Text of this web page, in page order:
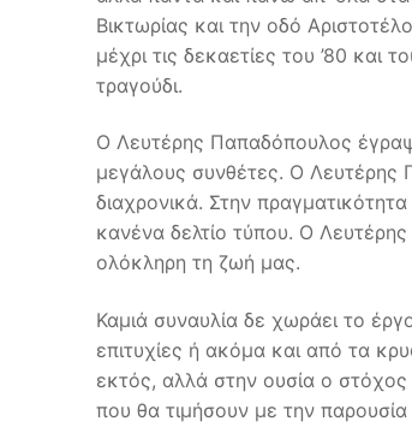
Βικτωρίας και την οδό
μέχρι τις δεκαετίες του ’80 και
τραγούδι.
Ο Λευτέρης Παπαδόπουλος
μεγάλους συνθέτες. Ο Λευτέρης
διαχρονικά. Στην
κανένα δελτίο τύπου. Ο
ολόκληρη τη ζωή μας.
Καμιά συναυλία δε χωράει το
επιτυχίες ή ακόμα και από τα
εκτός, αλλά στην ουσία ο
που θα τιμήσουν με την